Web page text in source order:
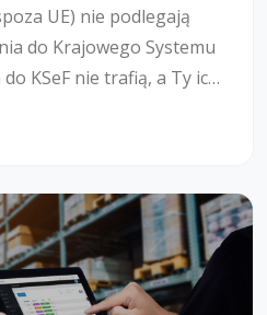
UE) nie podlegają
do Krajowego Systemu
KSeF nie trafią, a Ty ich
musisz ją dostarczyć
kanałem, np. wysłać
system e-Faktur, a